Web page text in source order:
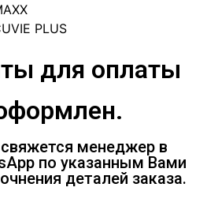
PLUS
для оплаты
менеджер в
по указанным Вами
деталей заказа.